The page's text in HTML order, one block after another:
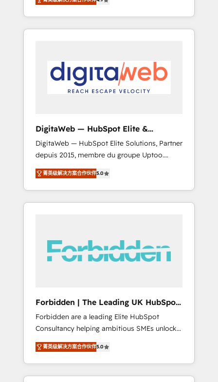
industries. With 150+ HubSpot-certified
experts, we deliver scalable solutions to
complex GTM and RevOps challenges. Our
smooth setup tailored to your GTM motion.
🔹 Migrations: Move from other CRMs to
HubSpot without data loss or downtime. 🔹
stack for better adoption. 🔹 Custom
Solutions: Build tailored apps, workflows, and
configurations. We are SOC 2 Type II and ISO
27001 certified, reinforcing our commitment
to data security and compliance. At
OneMetric, we help revenue teams focus on
the OneMetric that matters most: revenue.
DigitaWeb — HubSpot Elite &
Intégrations ERP
DigitaWeb — HubSpot Elite Solutions, Partner
depuis 2015, membre du groupe Uptoo.
Nous aidons les ETI et PME B2B à unifier
Marketing, Ventes et Service sur HubSpot
grâce à la Revenue Architecture : alignement
des équipes, pipeline prévisible, croissance
Shopify, Oneflow. 💻 Développements
custom : CRM UI Extensions (React),
B2B, Immobilier, Viticulture, Finance. 🚀 Nos
livrables : migration sécurisée,
implémentation Marketing + Sales + Service
Hub, synchronisation ERP ↔ HubSpot temps
réel, formation équipes. 🏆 +350 projets
livrés. Accrédités HubSpot CRM
Implementation, Data Migration & Custom
菁英级解决方案合作伙伴5.0
Forbidden | The Leading UK HubSpot
Consultancy
Forbidden are a leading Elite HubSpot
Consultancy helping ambitious SMEs unlock
the full potential of HubSpot. Too many
businesses invest in HubSpot but never see
the ROI they expected due to poor adoption,
messy data, and disconnected teams getting
菁英级解决方案合作伙伴5.0